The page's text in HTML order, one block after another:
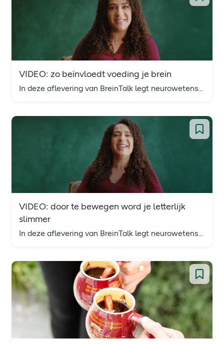
VIDEO: zo beïnvloedt voeding je brein
VIDEO: door te bewegen word je letterlijk
slimmer
In deze aflevering van BreinTalk legt neurowetenschapper Dr. Marcia Goddard uit hoe beweging helpt om je brein jong en gezond te houden.